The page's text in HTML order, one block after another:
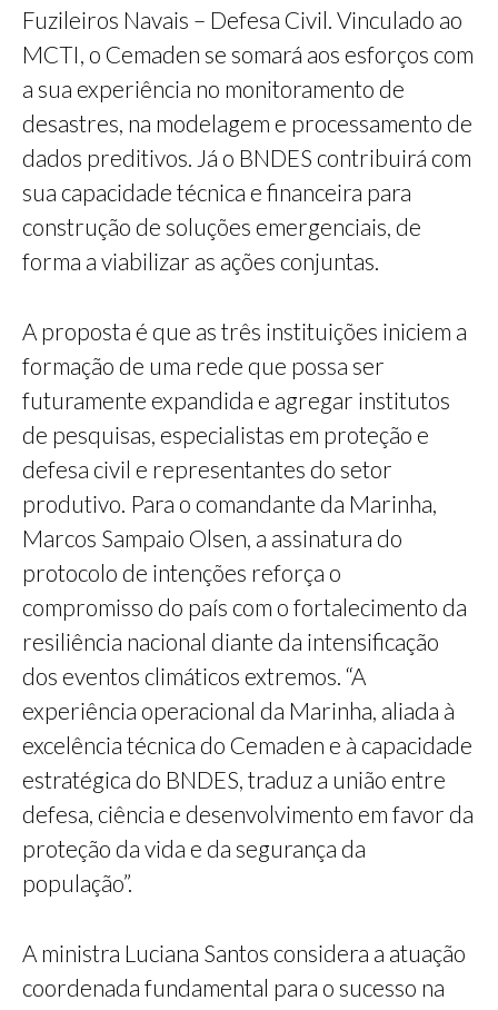
Fuzileiros Navais – Defesa Civil. Vinculado ao
MCTI, o Cemaden se somará aos esforços com
a sua experiência no monitoramento de
desastres, na modelagem e processamento de
dados preditivos. Já o BNDES contribuirá com
sua capacidade técnica e financeira para
construção de soluções emergenciais, de
forma a viabilizar as ações conjuntas.
A proposta é que as três instituições iniciem a
formação de uma rede que possa ser
futuramente expandida e agregar institutos
de pesquisas, especialistas em proteção e
defesa civil e representantes do setor
produtivo. Para o comandante da Marinha,
Marcos Sampaio Olsen, a assinatura do
protocolo de intenções reforça o
compromisso do país com o fortalecimento da
resiliência nacional diante da intensificação
dos eventos climáticos extremos. “A
experiência operacional da Marinha, aliada à
excelência técnica do Cemaden e à capacidade
estratégica do BNDES, traduz a união entre
defesa, ciência e desenvolvimento em favor da
proteção da vida e da segurança da
população”.
A ministra Luciana Santos considera a atuação
coordenada fundamental para o sucesso na